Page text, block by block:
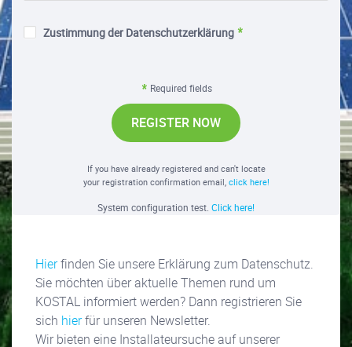
Zustimmung der Datenschutzerklärung
Required fields
REGISTER NOW
If you have already registered and can't locate
your registration confirmation email, click here!
System configuration test. Click here!
Hierfinden Sie unsere Erklärung zum Datenschutz.
Sie möchten über aktuelle Themen rund um
KOSTAL informiert werden? Dann registrieren Sie
sich hierfür unseren Newsletter.
Wir bieten eine Installateursuche auf unserer